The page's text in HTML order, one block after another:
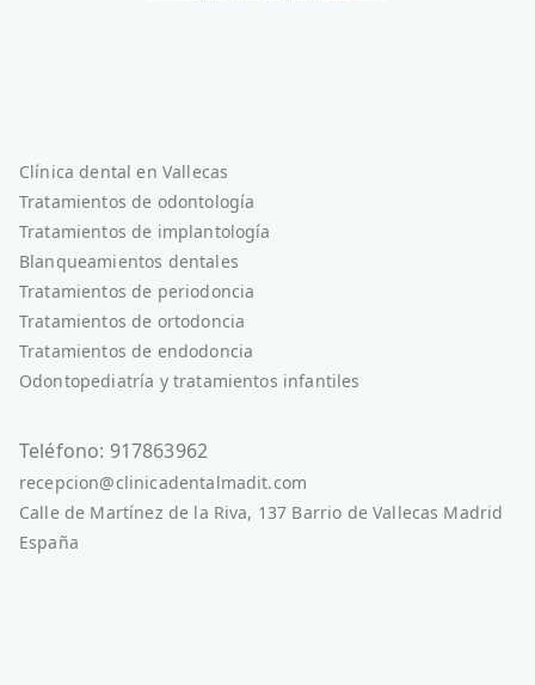
Clínica dental en Vallecas
Tratamientos de odontología
Tratamientos de implantología
Blanqueamientos dentales
Tratamientos de periodoncia
Tratamientos de ortodoncia
Tratamientos de endodoncia
Odontopediatría y tratamientos infantiles
Teléfono: 917863962
recepcion@clinicadentalmadit.com
Calle de Martínez de la Riva, 137 Barrio de Vallecas Madrid
España